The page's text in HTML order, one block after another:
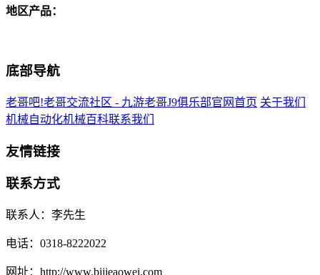
地区产品：
底部导航
老哥吧!老哥交流社区 - 九游老哥J9俱乐部官网首页 关于我们
机械自动化机械百科联系我们
友情链接
联系方式
联系人：李先生
电话：0318-8222022
网址：http://www.bjjieaowei.com